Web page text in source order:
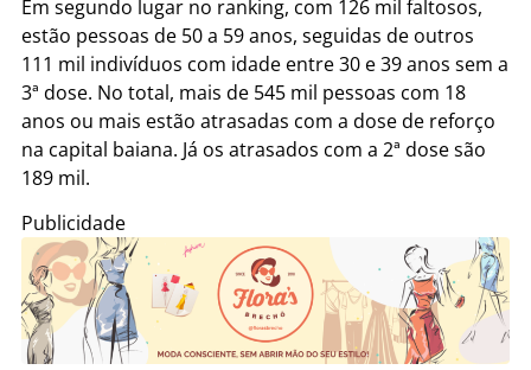
Em segundo lugar no ranking, com 126 mil faltosos,
estão pessoas de 50 a 59 anos, seguidas de outros
111 mil indivíduos com idade entre 30 e 39 anos sem a
3ª dose. No total, mais de 545 mil pessoas com 18
anos ou mais estão atrasadas com a dose de reforço
na capital baiana. Já os atrasados com a 2ª dose são
189 mil.
Publicidade